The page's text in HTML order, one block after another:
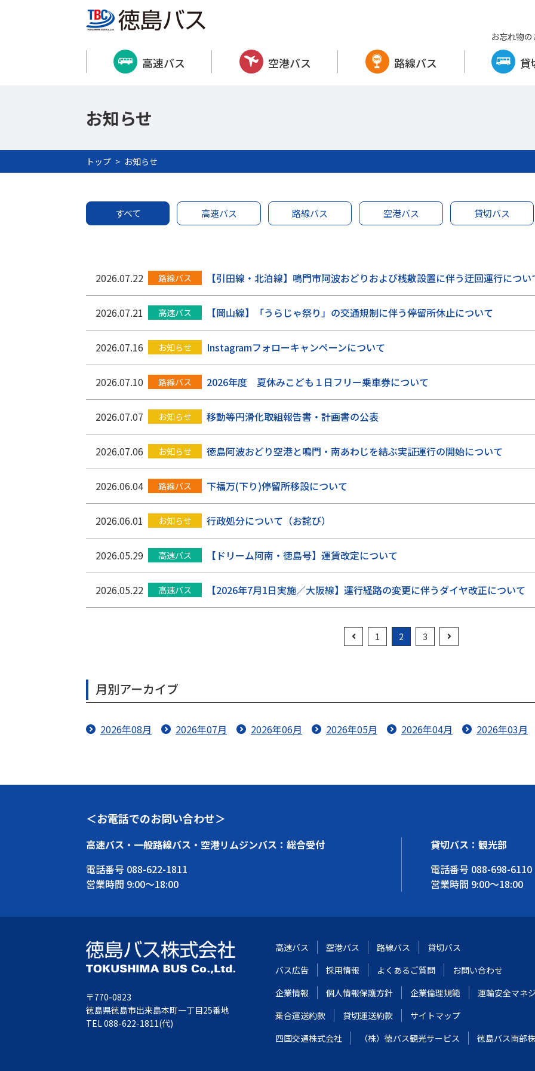
高速バス 空港バス 路線バス 貸
お忘れ物
お知らせ
トップ お知らせ
すべて 高速バス 路線バス 空港バス 貸切バス
2026.07.22 路線バス 【引田線・北泊線】鳴門市阿波おどりおよび桟敷設置に伴う迂回運行につい
2026.07.21 高速バス 【岡山線】「うらじゃ祭り」の交通規制に伴う停留所休止について
2026.07.16 お知らせ Instagramフォローキャンペーンについて
2026.07.10 路線バス 2026年度 夏休みこども１日フリー乗車券について
2026.07.07 お知らせ 移動等円滑化取組報告書・計画書の公表
2026.07.06 お知らせ 徳島阿波おどり空港と鳴門・南あわじを結ぶ実証運行の開始について
2026.06.04 路線バス 下福万(下り)停留所移設について
2026.06.01 お知らせ 行政処分について（お詫び）
2026.05.29 高速バス 【ドリーム阿南・徳島号】運賃改定について
2026.05.22 高速バス 【2026年7月1日実施／大阪線】運行経路の変更に伴うダイヤ改正について
1 2 3
月別アーカイブ
2026年08月 2026年07月 2026年06月 2026年05月 2026年04月 2026年03月
＜お電話でのお問い合わせ＞
高速バス・一般路線バス・空港リムジンバス：総合受付
電話番号 088-622-1811
営業時間 9:00～18:00
貸切バス：観光部
電話番号 088-698-6110
営業時間 9:00～18:00
高速バス 空港バス 路線バス
貸切バス
バス広告
採用情報 よくあるご質問
お問い合わせ
企業情報
個人情報保護方針 企業倫理規範
運輸安全マネ
乗合運送約款
貸切運送約款
サイトマップ
四国交通株式会社
（株）徳バス観光サービス 徳島バス南部
〒770-0823
徳島県徳島市出来島本町一丁目25番地
TEL088-622-1811(代)